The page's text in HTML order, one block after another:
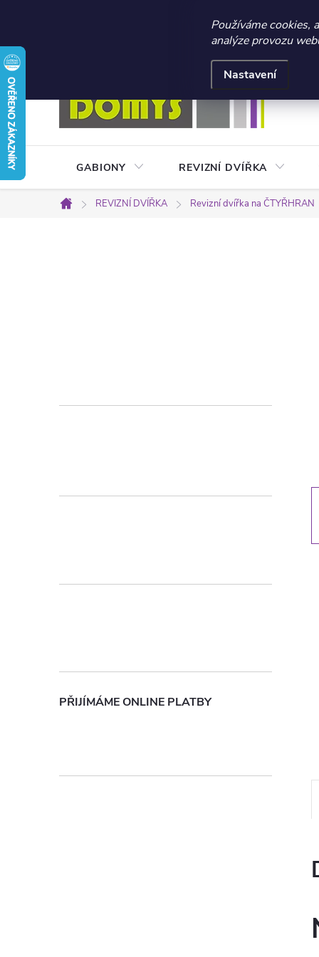
☀️ LETNÍ AKCE
Používáme cookies,
analýze provozu
Nastavení
Přejít
na
obsah
Obchodní podmínky
GABIONY REVIZNÍ DVÍŘKA
Domů
REVIZNÍ DVÍŘKA Revizní dvířka na ČTYŘHRAN
r
p
e
PŘIJÍMÁME ONLINE PLATBY